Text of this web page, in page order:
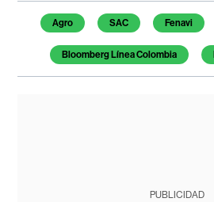
Temas de este artículo
Agro SAC Fenavi
Bloomberg Línea Colombia
PUBLICIDAD